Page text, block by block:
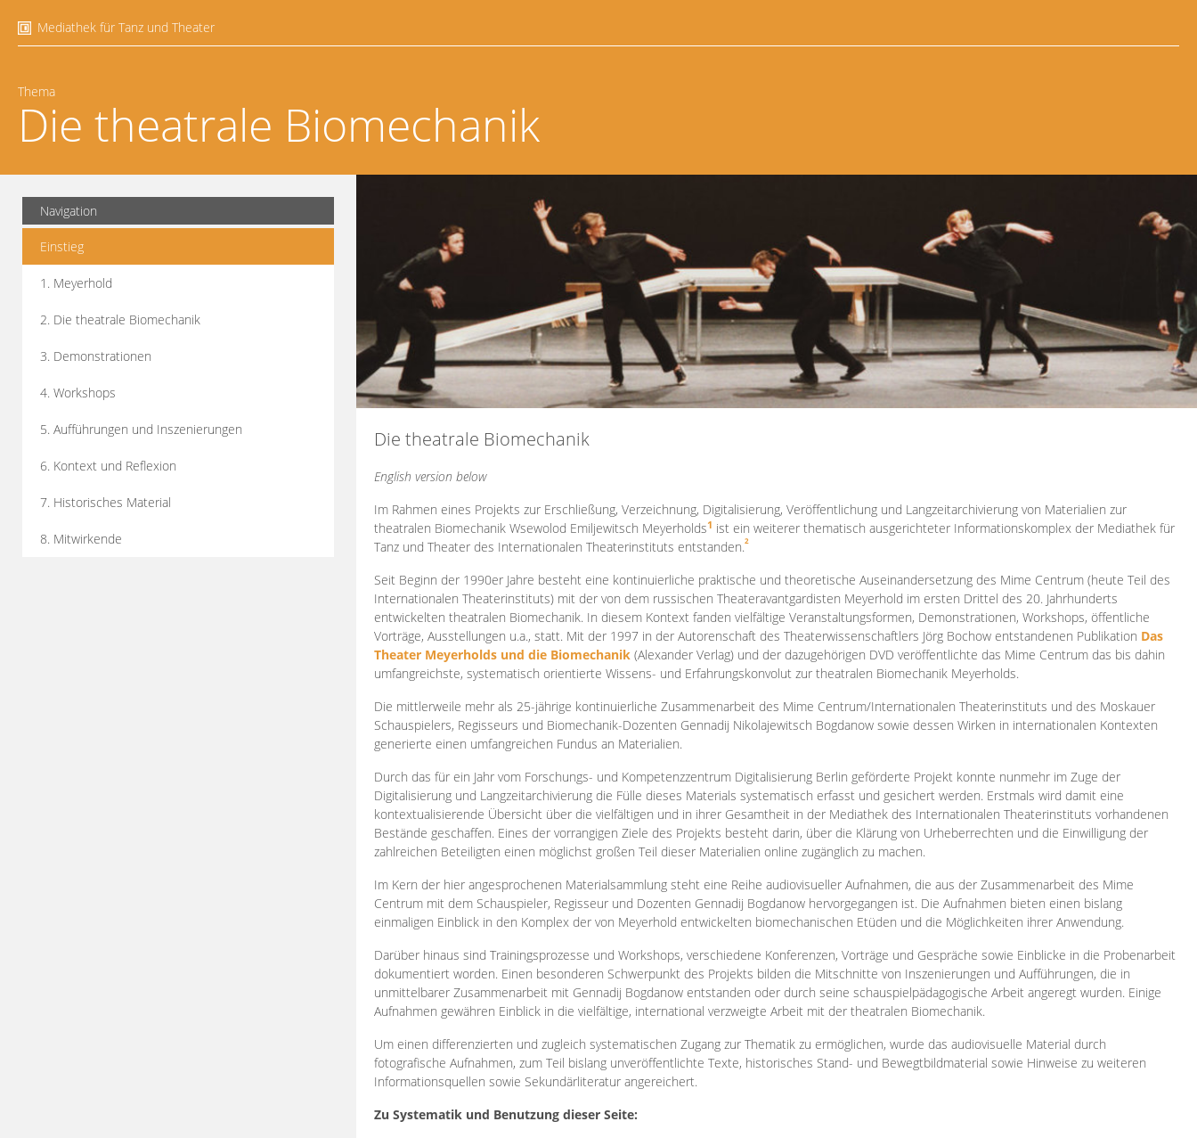
Mediathek für Tanz und Theater
Thema
Die theatrale Biomechanik
Navigation
Einstieg
1. Meyerhold
2. Die theatrale Biomechanik
3. Demonstrationen
4. Workshops
5. Aufführungen und Inszenierungen
6. Kontext und Reflexion
7. Historisches Material
8. Mitwirkende
Die theatrale Biomechanik
English version below
Im Rahmen eines Projekts zur Erschließung, Verzeichnung, Digitalisierung, Veröffentlichung und Langzeitarchivierung von Materialien zur
theatralen Biomechanik Wsewolod Emiljewitsch Meyerholds1 ist ein weiterer thematisch ausgerichteter Informationskomplex der Mediathek für
Tanz und Theater des Internationalen Theaterinstituts entstanden.2
Seit Beginn der 1990er Jahre besteht eine kontinuierliche praktische und theoretische Auseinandersetzung des Mime Centrum (heute Teil des
Internationalen Theaterinstituts) mit der von dem russischen Theateravantgardisten Meyerhold im ersten Drittel des 20. Jahrhunderts
entwickelten theatralen Biomechanik. In diesem Kontext fanden vielfältige Veranstaltungsformen, Demonstrationen, Workshops, öffentliche
Vorträge, Ausstellungen u.a., statt. Mit der 1997 in der Autorenschaft des Theaterwissenschaftlers Jörg Bochow entstandenen Publikation Das
Theater Meyerholds und die Biomechanik (Alexander Verlag) und der dazugehörigen DVD veröffentlichte das Mime Centrum das bis dahin
umfangreichste, systematisch orientierte Wissens- und Erfahrungskonvolut zur theatralen Biomechanik Meyerholds.
Die mittlerweile mehr als 25-jährige kontinuierliche Zusammenarbeit des Mime Centrum/Internationalen Theaterinstituts und des Moskauer
Schauspielers, Regisseurs und Biomechanik-Dozenten Gennadij Nikolajewitsch Bogdanow sowie dessen Wirken in internationalen Kontexten
generierte einen umfangreichen Fundus an Materialien.
Durch das für ein Jahr vom Forschungs- und Kompetenzzentrum Digitalisierung Berlin geförderte Projekt konnte nunmehr im Zuge der
Digitalisierung und Langzeitarchivierung die Fülle dieses Materials systematisch erfasst und gesichert werden. Erstmals wird damit eine
kontextualisierende Übersicht über die vielfältigen und in ihrer Gesamtheit in der Mediathek des Internationalen Theaterinstituts vorhandenen
Bestände geschaffen. Eines der vorrangigen Ziele des Projekts besteht darin, über die Klärung von Urheberrechten und die Einwilligung der
zahlreichen Beteiligten einen möglichst großen Teil dieser Materialien online zugänglich zu machen.
Im Kern der hier angesprochenen Materialsammlung steht eine Reihe audiovisueller Aufnahmen, die aus der Zusammenarbeit des Mime
Centrum mit dem Schauspieler, Regisseur und Dozenten Gennadij Bogdanow hervorgegangen ist. Die Aufnahmen bieten einen bislang
einmaligen Einblick in den Komplex der von Meyerhold entwickelten biomechanischen Etüden und die Möglichkeiten ihrer Anwendung.
Darüber hinaus sind Trainingsprozesse und Workshops, verschiedene Konferenzen, Vorträge und Gespräche sowie Einblicke in die Probenarbeit
dokumentiert worden. Einen besonderen Schwerpunkt des Projekts bilden die Mitschnitte von Inszenierungen und Aufführungen, die in
unmittelbarer Zusammenarbeit mit Gennadij Bogdanow entstanden oder durch seine schauspielpädagogische Arbeit angeregt wurden. Einige
Aufnahmen gewähren Einblick in die vielfältige, international verzweigte Arbeit mit der theatralen Biomechanik.
Um einen differenzierten und zugleich systematischen Zugang zur Thematik zu ermöglichen, wurde das audiovisuelle Material durch
fotografische Aufnahmen, zum Teil bislang unveröffentlichte Texte, historisches Stand- und Bewegtbildmaterial sowie Hinweise zu weiteren
Informationsquellen sowie Sekundärliteratur angereichert.
Zu Systematik und Benutzung dieser Seite: